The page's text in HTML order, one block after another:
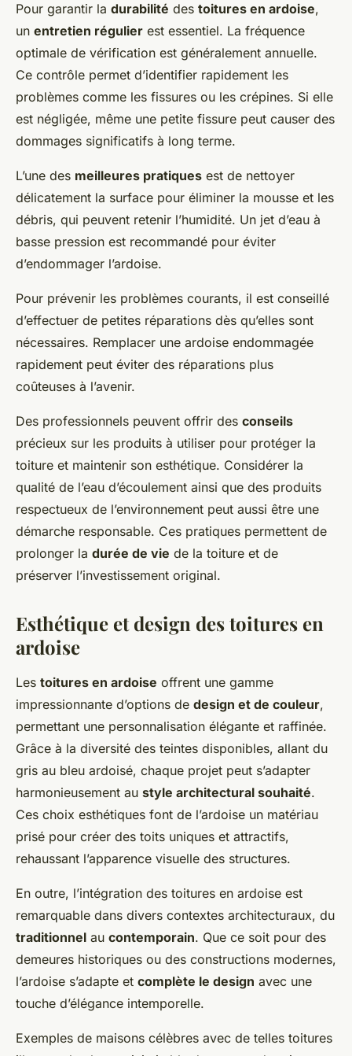
Pour garantir la durabilité des toitures en ardoise,
un entretien régulier est essentiel. La fréquence
optimale de vérification est généralement annuelle.
Ce contrôle permet d’identifier rapidement les
problèmes comme les fissures ou les crépines. Si elle
est négligée, même une petite fissure peut causer des
dommages significatifs à long terme.
L’une des meilleures pratiques est de nettoyer
délicatement la surface pour éliminer la mousse et les
débris, qui peuvent retenir l’humidité. Un jet d’eau à
basse pression est recommandé pour éviter
d’endommager l’ardoise.
Pour prévenir les problèmes courants, il est conseillé
d’effectuer de petites réparations dès qu’elles sont
nécessaires. Remplacer une ardoise endommagée
rapidement peut éviter des réparations plus
coûteuses à l’avenir.
Des professionnels peuvent offrir des conseils
précieux sur les produits à utiliser pour protéger la
toiture et maintenir son esthétique. Considérer la
qualité de l’eau d’écoulement ainsi que des produits
respectueux de l’environnement peut aussi être une
démarche responsable. Ces pratiques permettent de
prolonger la durée de vie de la toiture et de
préserver l’investissement original.
Esthétique et design des toitures en
ardoise
Les toitures en ardoise offrent une gamme
impressionnante d’options de design et de couleur,
permettant une personnalisation élégante et raffinée.
Grâce à la diversité des teintes disponibles, allant du
gris au bleu ardoisé, chaque projet peut s’adapter
harmonieusement au style architectural souhaité.
Ces choix esthétiques font de l’ardoise un matériau
prisé pour créer des toits uniques et attractifs,
rehaussant l’apparence visuelle des structures.
En outre, l’intégration des toitures en ardoise est
remarquable dans divers contextes architecturaux, du
traditionnel au contemporain. Que ce soit pour des
demeures historiques ou des constructions modernes,
l’ardoise s’adapte et complète le design avec une
touche d’élégance intemporelle.
Exemples de maisons célèbres avec de telles toitures